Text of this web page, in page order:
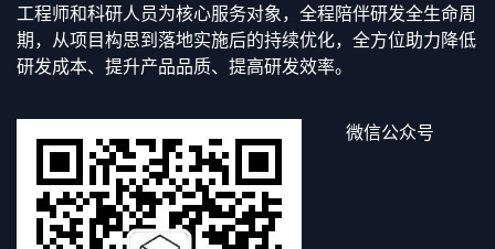
工程师和科研人员为核心服务对象，全程陪伴研发全生命周
期，从项目构思到落地实施后的持续优化，全方位助力降低
研发成本、提升产品品质、提高研发效率。
微信公众号